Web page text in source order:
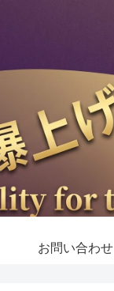
お問い合わせ